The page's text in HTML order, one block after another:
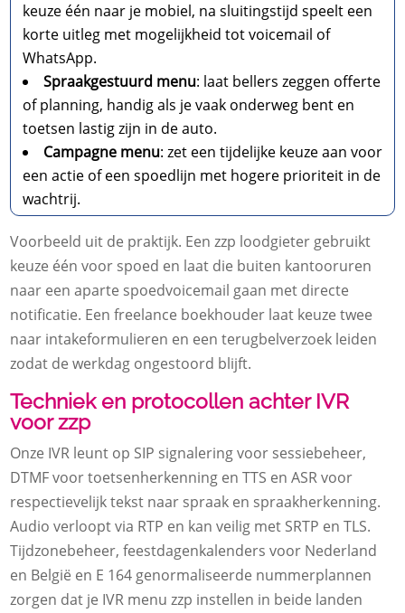
keuze één naar je mobiel, na sluitingstijd speelt een
korte uitleg met mogelijkheid tot voicemail of
WhatsApp.
Spraakgestuurd menu: laat bellers zeggen offerte
of planning, handig als je vaak onderweg bent en
toetsen lastig zijn in de auto.
Campagne menu: zet een tijdelijke keuze aan voor
een actie of een spoedlijn met hogere prioriteit in de
wachtrij.
Voorbeeld uit de praktijk. Een zzp loodgieter gebruikt
keuze één voor spoed en laat die buiten kantooruren
naar een aparte spoedvoicemail gaan met directe
notificatie. Een freelance boekhouder laat keuze twee
naar intakeformulieren en een terugbelverzoek leiden
zodat de werkdag ongestoord blijft.
Techniek en protocollen achter IVR
voor zzp
Onze IVR leunt op SIP signalering voor sessiebeheer,
DTMF voor toetsenherkenning en TTS en ASR voor
respectievelijk tekst naar spraak en spraakherkenning.
Audio verloopt via RTP en kan veilig met SRTP en TLS.
Tijdzonebeheer, feestdagenkalenders voor Nederland
en België en E 164 genormaliseerde nummerplannen
zorgen dat je IVR menu zzp instellen in beide landen